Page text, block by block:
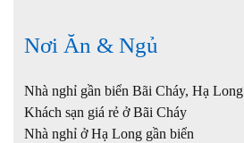
Nơi Ăn & Ngủ
Nhà nghỉ gần biển Bãi Cháy, Hạ Long
Khách sạn giá rẻ ở Bãi Cháy
Nhà nghỉ ở Hạ Long gần biển